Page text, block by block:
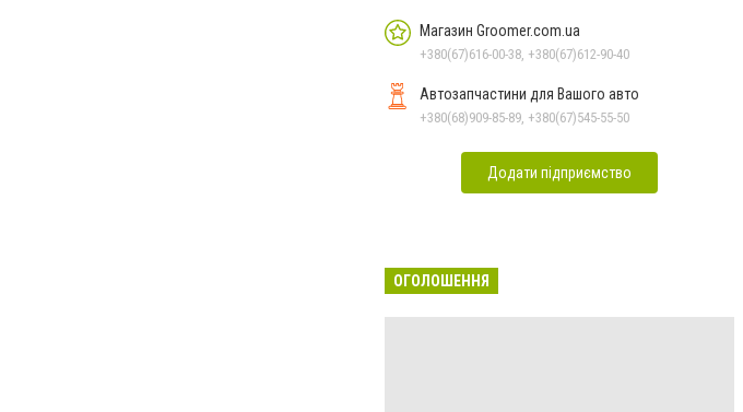
Магазин Groomer.com.ua
+380(67)616-00-38, +380(67)612-90-40
Автозапчастини для Вашого авто
+380(68)909-85-89, +380(67)545-55-50
Додати підприємство
ОГОЛОШЕННЯ